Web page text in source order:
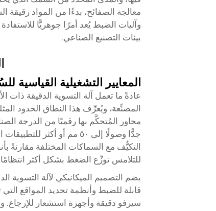
معالجة الصفائح، بدءًا من المواد رقيقة
وآليات الضبط يُعد أمرًا جوهريًّا
بيئات التصنيع الصناعي.
المعايير التشغيلية القياسية
عادةً ما تعمل آلة التسوية الدقيقة
المصنِّعة، ويُعرِّف هذا النطاق الحدود
جدًّا وصولًا إلى ٥٠ مم أو
التكيُّف مع السماكات المختلفة مقارنةً
للتلامس توزِّع الضغط بشكل أكثر
قابلة للضبط وأنظمة تحديد المواقع
سيرفو دقيقة وأجهزة استشعار للإرجاع.